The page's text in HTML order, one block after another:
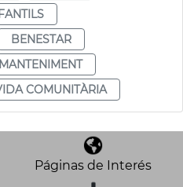
BENESTAR
MANTENIMENT
COMUNITÀRIA
Páginas de Interés